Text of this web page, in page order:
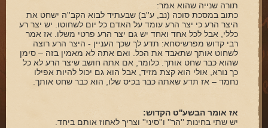
תורה שנייה שהוא אמר:
כתוב במסכת סוכה (נב, ע''ב) שבעתיד לבוא הקב''ה ישחט את
היצר הרע כי יצר הרע עומד על האדם כל יום לשחוטו. יש יצר רע
כללי, אבל לכל אחד ואחד יש גם יצר הרע פרטי משלו. אז אמר
רבי קדוש מפרשיסחא: תדע לך שכך העניין - היצר הרע רוצה
לשחוט אותך שתאבד את הכל. ואם אתה לא מאמין בזה – סימן
שהוא כבר שחט אותך. כלומר, אם אתה חושב שיצר הרע לא כל
כך נורא, אולי הוא קצת מזיד, אבל הוא גם יכול להיות אפילו
נחמד – אז תדע שאתה כבר בכיס שלו, הוא כבר שחט אותך.
אז אומר הבשע''ט הקדוש:
יש שתי בחינות ''הר'' ו''סיני'' וצריך לאחוז אותם ביחד.